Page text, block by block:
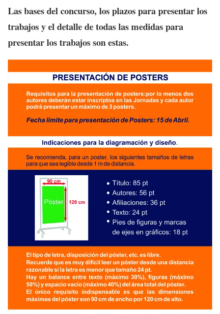
Las bases del concurso, los plazos para presentar los
trabajos y el detalle de todas las medidas para
presentar los trabajos son estas.